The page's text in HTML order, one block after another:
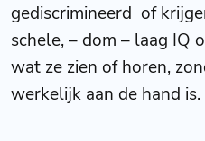
gediscrimineerd of
schele, – dom – laag IQ
wat ze zien of horen,
werkelijk aan de hand is.